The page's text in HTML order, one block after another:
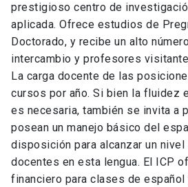
prestigioso centro de
aplicada. Ofrece estudios de
Doctorado, y recibe un alto
intercambio y profesores
La carga docente de las
cursos por año. Si bien la fluidez
es necesaria, también se invita a
posean un manejo básico del
disposición para alcanzar un
docentes en esta lengua. El ICP
financiero para clases de